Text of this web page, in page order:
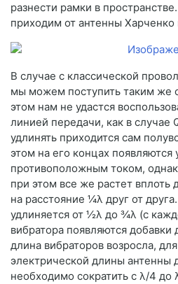
разнести рамки в
приходим от антенны Харченко
В случае с классической
мы можем поступить таким же
этом нам не удастся
линией передачи, как в случае
удлинять приходится сам
этом на его концах появляются
противоположным током,
при этом все же растет вплоть
на расстояние ¼λ друг от
удлиняется от ½λ до ¾λ (с
вибратора появляются
длина вибраторов возросла,
электрической длины антенны
необходимо сократить с λ/4